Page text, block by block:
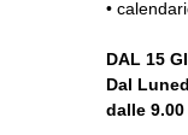
•
DAL 15
Dal
dalle